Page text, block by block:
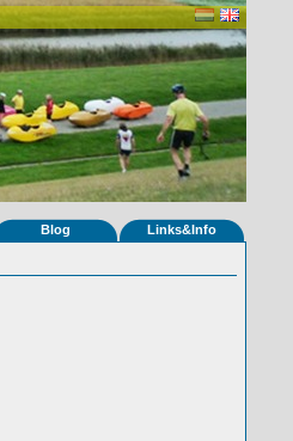
Blog Links&Info